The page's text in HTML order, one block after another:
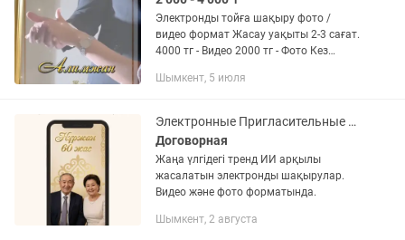
Электронды тойға шақыру фото /
видео формат Жасау уақыты 2-3 сағат.
4000 тг - Видео 2000 тг - Фото Кез
Ұзату ✨ Тұсаукесер, Бесік той ✨Тіл
Шымкент, 5 июля
Электронные Пригласительные слайд шоу монтаж видео асқа шақыру еске алу
Договорная
Жаңа үлгідегі тренд ИИ арқылы
жасалатын электронды шақырулар.
Видео және фото форматында.
Шымкент, 2 августа